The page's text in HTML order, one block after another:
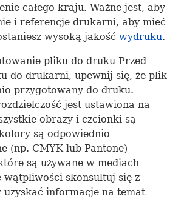
całego kraju. Ważne jest, aby
i referencje drukarni, aby mieć
wysoką jakość wydruku.
pliku do druku Przed
do drukarni, upewnij się, że plik
przygotowany do druku.
jest ustawiona na
obrazy i czcionki są
są odpowiednio
(np. CMYKlub Pantone)
są używane w mediach
wątpliwości skonsultuj się z
informacje na temat